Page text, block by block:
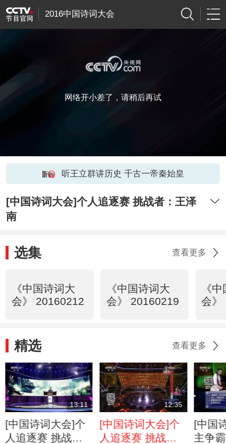
2016中国诗词大会
网络开小差了，请稍后再试
听王立群讲历史 千古一帝秦始皇
[中国诗词大会]个人追逐赛 挑战者：王泽
南
选集 查看更多
《中国诗词大
会》 20160212
《中国诗词大
会》 20160219
《
会》
精选 查看更多
13:11
[中国诗词大会]个
人追逐赛 挑战
12:35
[中国诗词大会]个
人追逐赛 挑战
[中国
主争